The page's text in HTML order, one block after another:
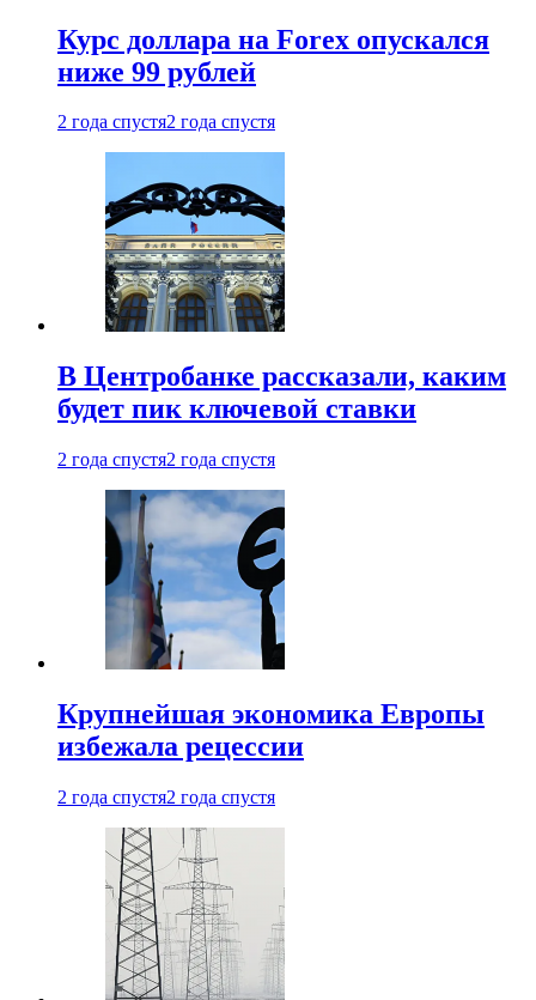
Курс доллара на Forex опускался
ниже 99 рублей
2 года спустя2 года спустя
В Центробанке рассказали, каким
будет пик ключевой ставки
2 года спустя2 года спустя
Крупнейшая экономика Европы
избежала рецессии
2 года спустя2 года спустя